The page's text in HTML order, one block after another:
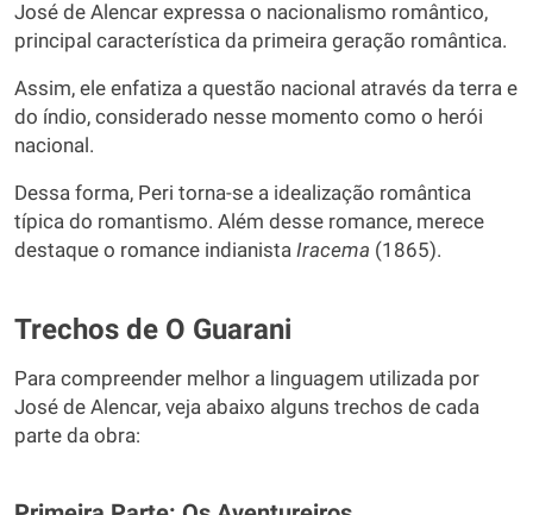
José de Alencar expressa o nacionalismo romântico,
principal característica da primeira geração romântica.
Assim, ele enfatiza a questão nacional através da terra e
do índio, considerado nesse momento como o herói
nacional.
Dessa forma, Peri torna-se a idealização romântica
típica do romantismo. Além desse romance, merece
destaque o romance indianista Iracema (1865).
Trechos de O Guarani
Para compreender melhor a linguagem utilizada por
José de Alencar, veja abaixo alguns trechos de cada
parte da obra: